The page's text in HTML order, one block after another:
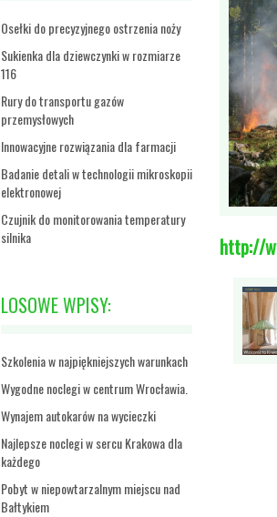
Osełki do precyzyjnego ostrzenia noży
Sukienka dla dziewczynki w rozmiarze
116
Rury do transportu gazów
przemysłowych
Innowacyjne rozwiązania dla farmacji
Badanie detali w technologii mikroskopii
elektronowej
Czujnik do monitorowania temperatury
silnika
LOSOWE WPISY:
Szkolenia w najpiękniejszych warunkach
Wygodne noclegi w centrum Wrocławia.
Wynajem autokarów na wycieczki
Najlepsze noclegi w sercu Krakowa dla
każdego
Pobyt w niepowtarzalnym miejscu nad
Bałtykiem
http://